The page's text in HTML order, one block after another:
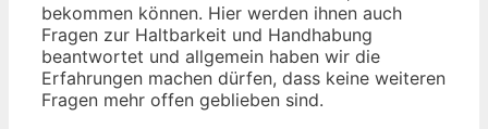
bekommen können. Hier werden ihnen auch
Fragen zur Haltbarkeit und Handhabung
beantwortet und allgemein haben wir die
Erfahrungen machen dürfen, dass keine weiteren
Fragen mehr offen geblieben sind.